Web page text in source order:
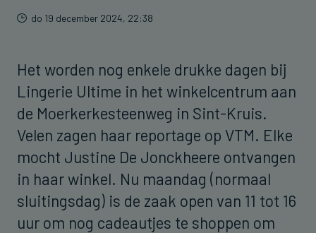
do 19 december 2024, 22:38
Het worden nog enkele drukke dagen bij
Lingerie Ultime in het winkelcentrum aan
de Moerkerkesteenweg in Sint-Kruis.
Velen zagen haar reportage op VTM. Elke
mocht Justine De Jonckheere ontvangen
in haar winkel. Nu maandag (normaal
sluitingsdag) is de zaak open van 11 tot 16
uur om nog cadeautjes te shoppen om